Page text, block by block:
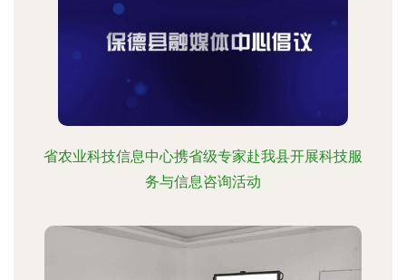
省农业科技信息中心携省级专家赴我县开展科技服
务与信息咨询活动